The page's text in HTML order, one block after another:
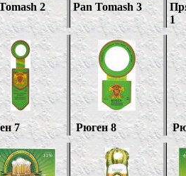
2 Pan Tomash 3
1
7 Рюген 8